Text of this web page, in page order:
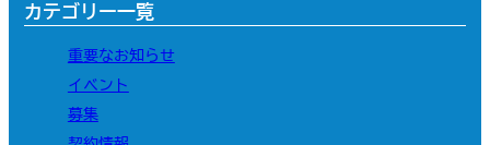
カテゴリー一覧
重要なお知らせ
イベント
募集